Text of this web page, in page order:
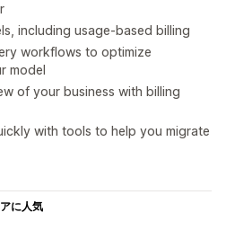
including usage-based billing
workflows to optimize
model
of your business with billing
with tools to help you migrate
に人気